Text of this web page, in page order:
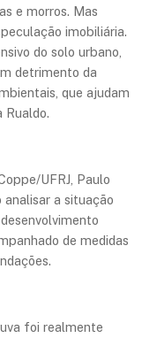
e morros. Mas
imobiliária.
do solo urbano,
detrimento da
que ajudam
Rualdo.
UFRJ, Paulo
analisar a situação
de medidas
foi realmente